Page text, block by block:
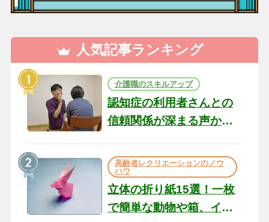
人気記事ランキング
介護職のスキルアップ
認知症の利用者さんとの
信頼関係が深まる声かけ
の現場から（22）
高齢者レクリエーションのノウ
ハウ
立体の折り紙15選！一枚
で簡単な動物や箱、イン